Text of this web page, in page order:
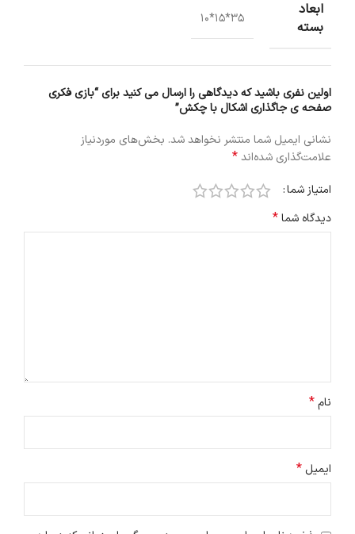
ابعاد
بسته
35*15*10
اولین نفری باشید که دیدگاهی را ارسال می کنید برای “بازی فکری
صفحه ی جاگذاری اشکال با چکش”
نشانی ایمیل شما منتشر نخواهد شد. بخش‌های موردنیاز
علامت‌گذاری شده‌اند*
امتیاز شما
دیدگاه شما*
نام*
ایمیل*